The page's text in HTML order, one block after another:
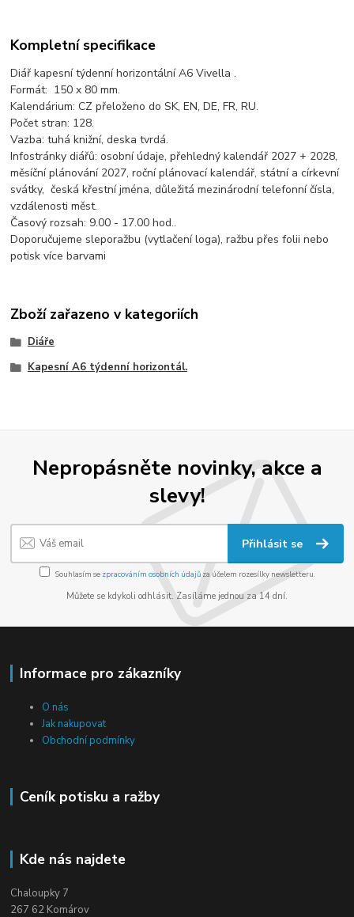
Kompletní specifikace
Diář kapesní týdenní horizontální A6 Vivella .
Formát: 150 x 80 mm.
Kalendárium: CZ přeloženo do SK, EN, DE, FR, RU.
Počet stran: 128.
Vazba: tuhá knižní, deska tvrdá.
Infostránky diářů: osobní údaje, přehledný kalendář 2027 + 2028,
měsíční plánování 2027, roční plánovací kalendář, státní a církevní
svátky, česká křestní jména, důležitá mezinárodní telefonní čísla,
vzdálenosti měst.
Časový rozsah: 9.00 - 17.00 hod..
Doporučujeme sleporažbu (vytlačení loga), ražbu přes folii nebo
potisk více barvami
Zboží zařazeno v kategoriích
Diáře
Kapesní A6 týdenní horizontál.
Nepropásněte novinky, akce a
slevy!
Přihlásit se
Souhlasím se zpracováním osobních údajůza účelem rozesílky newsletteru.
Můžete se kdykoli odhlásit. Zasíláme jednou za 14 dní.
Informace pro zákazníky
O nás
Jak nakupovat
Obchodní podmínky
Ceník potisku a ražby
Kde nás najdete
Chaloupky 7
267 62 Komárov